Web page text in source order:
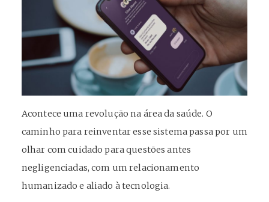
Acontece uma revolução na área da saúde. O
caminho para reinventar esse sistema passa por um
olhar com cuidado para questões antes
negligenciadas, com um relacionamento
humanizado e aliado à tecnologia.